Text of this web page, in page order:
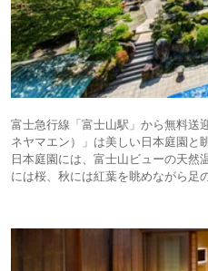
富士急行線「富士山駅」から無料送
ネヤマエン）」は美しい日本庭園と
日本庭園には、富士山ビューの天然
には桜、秋には紅葉を眺めながら足